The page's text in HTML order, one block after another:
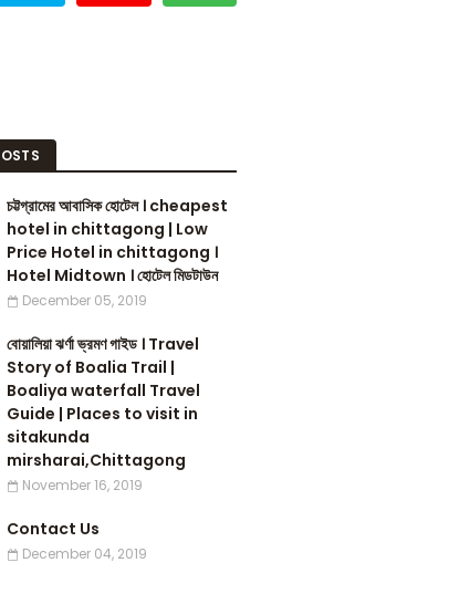
চট্টগ্রামের আবাসিক হোটেল । cheapest
hotel in chittagong | Low
Price Hotel in chittagong ।
Hotel Midtown । হোটেল মিডটাউন
December 05, 2019
বোয়ালিয়া ঝর্ণা ভ্রমণ গাইড । Travel
Story of Boalia Trail |
Boaliya waterfall Travel
Guide | Places to visit in
sitakunda
mirsharai,Chittagong
November 16, 2019
Contact Us
December 04, 2019